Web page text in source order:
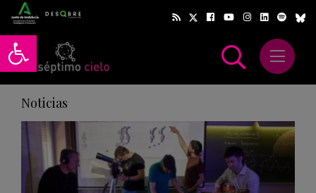
Abrir barra de herramientas
Abrir
Noticias